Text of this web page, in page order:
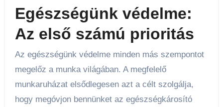
Egészségünk védelme:
Az első számú prioritás
Az egészségünk védelme minden más szempontot
megelőz a munka világában. A megfelelő
munkaruházat elsődlegesen azt a célt szolgálja,
hogy megóvjon bennünket az egészségkárosító